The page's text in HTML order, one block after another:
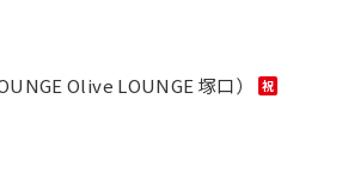
Olive LOUNGE 塚口）
祝